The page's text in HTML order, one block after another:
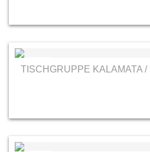
MCA
TISCHGRUPPE KALAMATA /